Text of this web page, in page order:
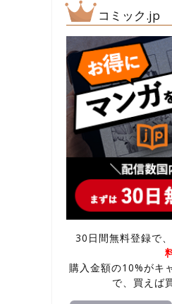
コミック.jp
30日間無料登録で、
購入金額の10%がキ
で、買えば